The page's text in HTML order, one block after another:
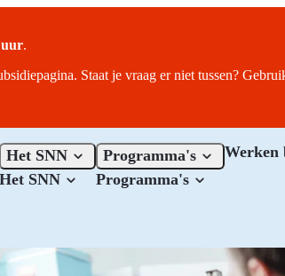
uur.
Staat je vraag er niet tussen?
Het SNN
Het SNN
Programma's
Programma's
Werken